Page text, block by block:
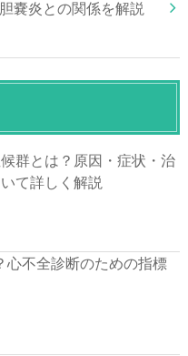
嚢炎との関係を解説
群とは？原因・症状・治
て詳しく解説
不全診断のための指標